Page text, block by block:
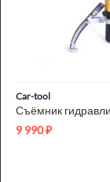
Car-tool
9 990₽